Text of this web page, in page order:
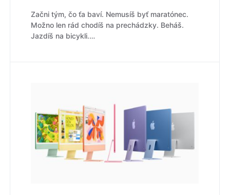
Začni tým, čo ťa baví. Nemusíš byť maratónec.
Možno len rád chodíš na prechádzky. Beháš.
Jazdíš na bicykli.…